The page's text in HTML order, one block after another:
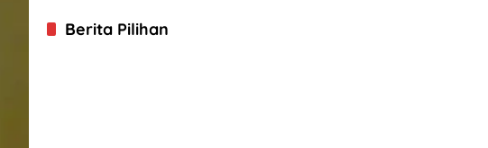
Berita Pilihan